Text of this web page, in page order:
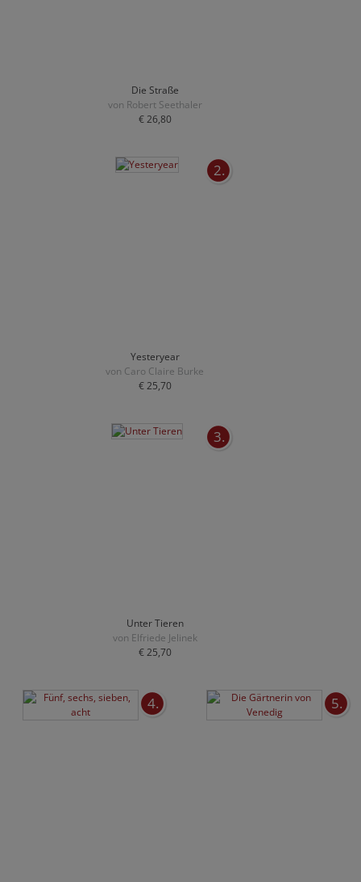
Die Straße
von Robert Seethaler
€ 26,80
2.
Yesteryear
von Caro Claire Burke
€ 25,70
3.
Unter Tieren
von Elfriede Jelinek
€ 25,70
4. 5.